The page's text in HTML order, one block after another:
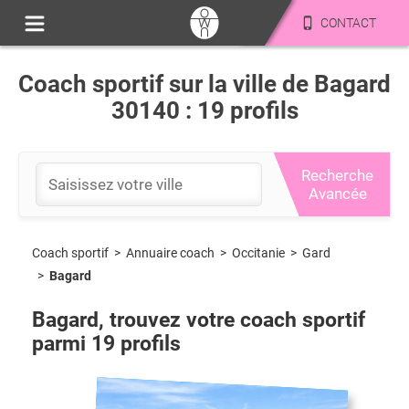
CONTACT
Coach sportif sur la ville de Bagard
30140 : 19 profils
Recherche
Avancée
Coach sportif > Annuaire coach > Occitanie > Gard
> Bagard
Bagard, trouvez votre coach sportif
parmi 19 profils